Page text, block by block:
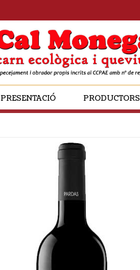
PRESENTACIÓ PRODUCTORS